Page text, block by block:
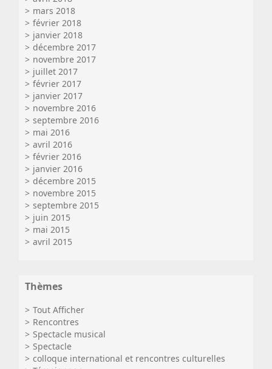
mars 2018
février 2018
janvier 2018
décembre 2017
novembre 2017
juillet 2017
février 2017
janvier 2017
novembre 2016
septembre 2016
mai 2016
avril 2016
février 2016
janvier 2016
décembre 2015
novembre 2015
septembre 2015
juin 2015
mai 2015
avril 2015
Thèmes
Tout Afficher
Rencontres
Spectacle musical
Spectacle
colloque international et rencontres culturelles